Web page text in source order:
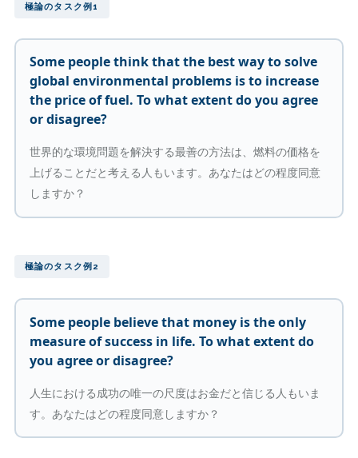
極論のタスク例1
Some people think that the best way to solve
global environmental problems is to increase
the price of fuel. To what extent do you agree
or disagree?
世界的な環境問題を解決する最善の方法は、燃料の価格を
上げることだと考える人もいます。あなたはどの程度同意
しますか？
極論のタスク例2
Some people believe that money is the only
measure of success in life. To what extent do
you agree or disagree?
人生における成功の唯一の尺度はお金だと信じる人もいま
す。あなたはどの程度同意しますか？